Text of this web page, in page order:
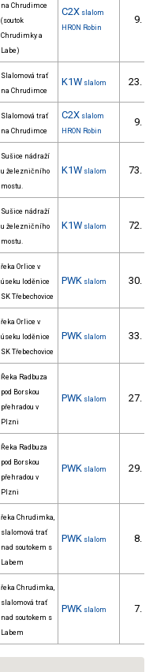
na Chrudimce
(soutok
Chrudimky a
Labe)
C2X slalom
HRON Robin
9.
Slalomová trať
na Chrudimce
K1W slalom 23.
Slalomová trať
na Chrudimce
C2X slalom
HRON Robin
9.
Sušice nádraží
u železničního
mostu.
K1W slalom 73.
Sušice nádraží
u železničního
mostu.
K1W slalom 72.
řeka Orlice v
úseku loděnice
SK Třebechovice
PWK slalom 30.
řeka Orlice v
úseku loděnice
SK Třebechovice
PWK slalom 33.
Řeka Radbuza
pod Borskou
přehradou v
Plzni
PWK slalom 27.
Řeka Radbuza
pod Borskou
přehradou v
Plzni
PWK slalom 29.
řeka Chrudimka,
slalomová trať
nad soutokem s
Labem
PWK slalom 8.
řeka Chrudimka,
slalomová trať
nad soutokem s
Labem
PWK slalom 7.